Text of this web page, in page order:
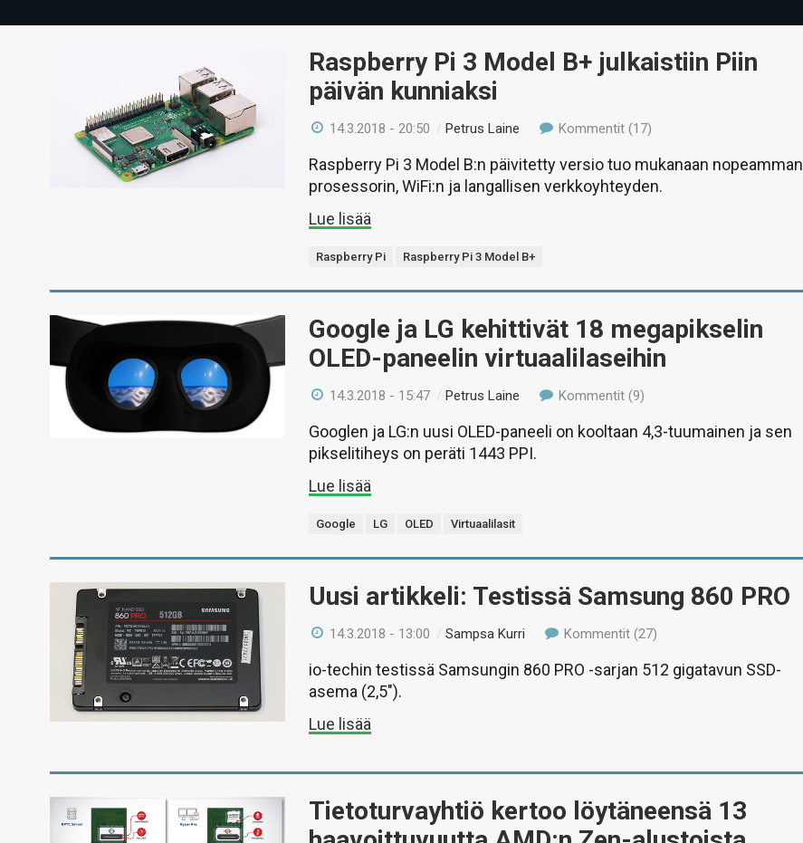
Raspberry Pi 3 Model B+ julkaistiin Piin
päivän kunniaksi
14.3.2018 - 20:50 /Petrus Laine Kommentit (17)
Raspberry Pi 3 Model B:n päivitetty versio tuo mukanaan nopeamman
prosessorin, WiFi:n ja langallisen verkkoyhteyden.
Lue lisää
Raspberry Pi Raspberry Pi 3 Model B+
Google ja LG kehittivät 18 megapikselin
OLED-paneelin virtuaalilaseihin
14.3.2018 - 15:47 /Petrus Laine Kommentit (9)
Googlen ja LG:n uusi OLED-paneeli on kooltaan 4,3-tuumainen ja sen
pikselitiheys on peräti 1443 PPI.
Lue lisää
Google LG OLED Virtuaalilasit
Uusi artikkeli: Testissä Samsung 860 PRO
14.3.2018 - 13:00 /Sampsa Kurri Kommentit (27)
io-techin testissä Samsungin 860 PRO -sarjan 512 gigatavun SSD-
asema (2,5″).
Lue lisää
Tietoturvayhtiö kertoo löytäneensä 13